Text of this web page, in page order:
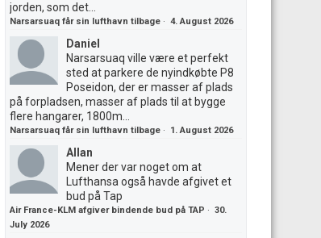
jorden, som det...
Narsarsuaq får sin lufthavn tilbage · 4. August 2026
Daniel
Narsarsuaq ville være et perfekt
sted at parkere de nyindkøbte P8
Poseidon, der er masser af plads
på forpladsen, masser af plads til at bygge
flere hangarer, 1800m...
Narsarsuaq får sin lufthavn tilbage · 1. August 2026
Allan
Mener der var noget om at
Lufthansa også havde afgivet et
bud på Tap
Air France-KLM afgiver bindende bud på TAP · 30.
July 2026